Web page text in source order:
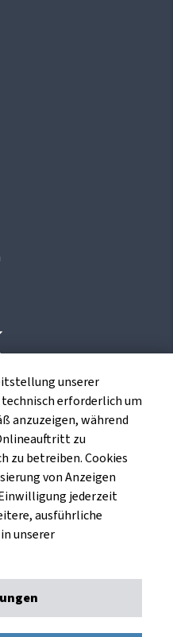
ein
die europäischen
unserer
technisch erforderlich um
anzuzeigen, während
zu
zu betreiben. Cookies
von Anzeigen
jederzeit
ausführliche
unserer